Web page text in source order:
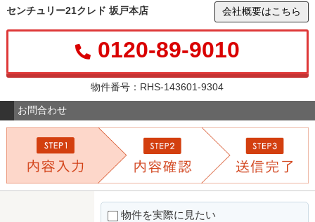
センチュリー21クレド 坂戸本店 会社概要はこちら
0120-89-9010
物件番号：RHS-143601-9304
お問合わせ
物件を実際に見たい